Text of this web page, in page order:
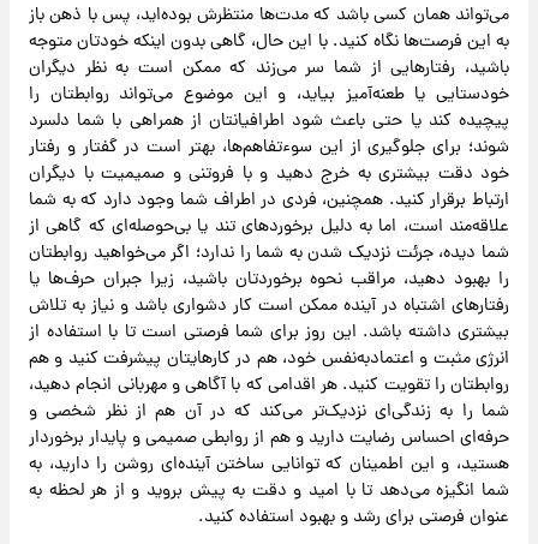
می‌تواند همان کسی باشد که مدت‌ها منتظرش بوده‌اید، پس با ذهن باز
به این فرصت‌ها نگاه کنید. با این حال، گاهی بدون اینکه خودتان متوجه
باشید، رفتارهایی از شما سر می‌زند که ممکن است به نظر دیگران
خودستایی یا طعنه‌آمیز بیاید، و این موضوع می‌تواند روابطتان را
پیچیده کند یا حتی باعث شود اطرافیانتان از همراهی با شما دلسرد
شوند؛ برای جلوگیری از این سوءتفاهم‌ها، بهتر است در گفتار و رفتار
خود دقت بیشتری به خرج دهید و با فروتنی و صمیمیت با دیگران
ارتباط برقرار کنید. همچنین، فردی در اطراف شما وجود دارد که به شما
علاقه‌مند است، اما به دلیل برخوردهای تند یا بی‌حوصله‌ای که گاهی از
شما دیده، جرئت نزدیک شدن به شما را ندارد؛ اگر می‌خواهید روابطتان
را بهبود دهید، مراقب نحوه برخوردتان باشید، زیرا جبران حرف‌ها یا
رفتارهای اشتباه در آینده ممکن است کار دشواری باشد و نیاز به تلاش
بیشتری داشته باشد. این روز برای شما فرصتی است تا با استفاده از
انرژی مثبت و اعتمادبه‌نفس خود، هم در کارهایتان پیشرفت کنید و هم
روابطتان را تقویت کنید. هر اقدامی که با آگاهی و مهربانی انجام دهید،
شما را به زندگی‌ای نزدیک‌تر می‌کند که در آن هم از نظر شخصی و
حرفه‌ای احساس رضایت دارید و هم از روابطی صمیمی و پایدار برخوردار
هستید، و این اطمینان که توانایی ساختن آینده‌ای روشن را دارید، به
شما انگیزه می‌دهد تا با امید و دقت به پیش بروید و از هر لحظه به
عنوان فرصتی برای رشد و بهبود استفاده کنید.